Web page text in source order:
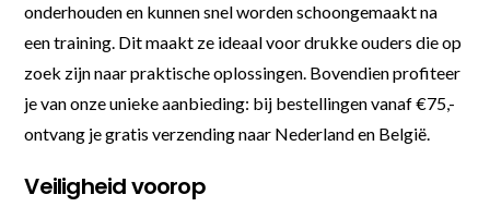
onderhouden en kunnen snel worden schoongemaakt na
een training. Dit maakt ze ideaal voor drukke ouders die op
zoek zijn naar praktische oplossingen. Bovendien profiteer
je van onze unieke aanbieding: bij bestellingen vanaf €75,-
ontvang je gratis verzending naar Nederland en België.
Veiligheid voorop